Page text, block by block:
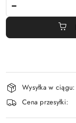
Dostępność
i
dostawa
Wysyłka w ciągu:
Cena przesyłki: